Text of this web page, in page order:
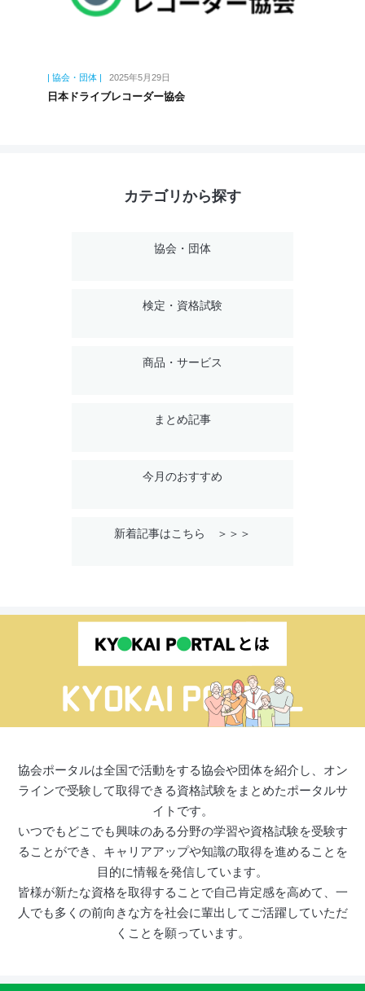
| 協会・団体 | 2025年5月29日
日本ドライブレコーダー協会
カテゴリから探す
協会・団体
検定・資格試験
商品・サービス
まとめ記事
今月のおすすめ
新着記事はこちら ＞＞＞
協会ポータルは全国で活動をする協会や団体を紹介し、オン
ラインで受験して取得できる資格試験をまとめたポータルサ
イトです。
いつでもどこでも興味のある分野の学習や資格試験を受験す
ることができ、キャリアアップや知識の取得を進めることを
目的に情報を発信しています。
皆様が新たな資格を取得することで自己肯定感を高めて、一
人でも多くの前向きな方を社会に輩出してご活躍していただ
くことを願っています。